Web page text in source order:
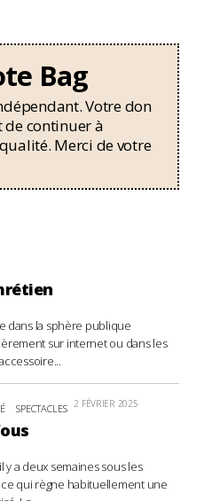
Bag
Votre don
de continuer à
Merci de votre
dans la sphère publique
sur internet ou dans les
SPECTACLES 2 FÉVRIER 2025
y a deux semaines sous les
qui règne habituellement une